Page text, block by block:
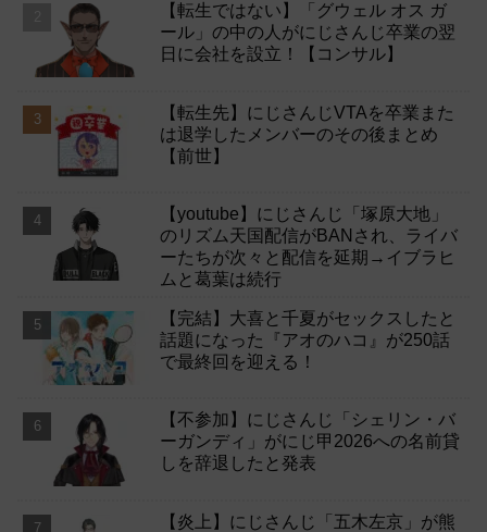
【転生ではない】「グウェル オス ガ
ール」の中の人がにじさんじ卒業の翌
日に会社を設立！【コンサル】
【転生先】にじさんじVTAを卒業また
は退学したメンバーのその後まとめ
【前世】
【youtube】にじさんじ「塚原大地」
のリズム天国配信がBANされ、ライバ
ーたちが次々と配信を延期→イブラヒ
ムと葛葉は続行
【完結】大喜と千夏がセックスしたと
話題になった『アオのハコ』が250話
で最終回を迎える！
【不参加】にじさんじ「シェリン・バ
ーガンディ」がにじ甲2026への名前貸
しを辞退したと発表
【炎上】にじさんじ「五木左京」が熊